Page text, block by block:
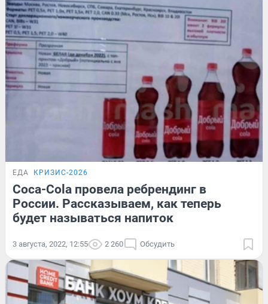
ЕДА КРИЗИС-2026
Coca-Cola провела ребрендинг в
России. Рассказываем, как теперь
будет называться напиток
3 августа, 2022, 12:55 2 260 Обсудить